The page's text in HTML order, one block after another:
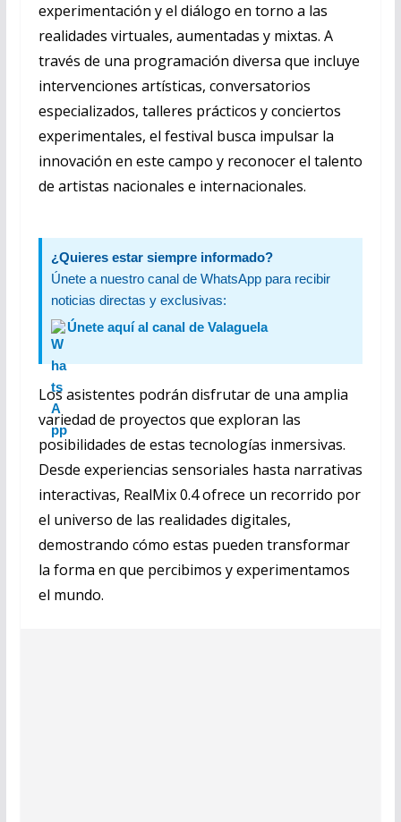
experimentación y el diálogo en torno a las
realidades virtuales, aumentadas y mixtas. A
través de una programación diversa que incluye
intervenciones artísticas, conversatorios
especializados, talleres prácticos y conciertos
experimentales, el festival busca impulsar la
innovación en este campo y reconocer el talento
de artistas nacionales e internacionales.
¿Quieres estar siempre informado?
Únete a nuestro canal de WhatsApp para recibir
noticias directas y exclusivas:
Únete aquí al canal de Valaguela
Los asistentes podrán disfrutar de una amplia
variedad de proyectos que exploran las
posibilidades de estas tecnologías inmersivas.
Desde experiencias sensoriales hasta narrativas
interactivas, RealMix 0.4 ofrece un recorrido por
el universo de las realidades digitales,
demostrando cómo estas pueden transformar
la forma en que percibimos y experimentamos
el mundo.